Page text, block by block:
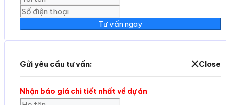
Tư vấn ngay
Gửi yêu cầu tư vấn: Close
Nhận báo giá chi tiết nhất về dự án